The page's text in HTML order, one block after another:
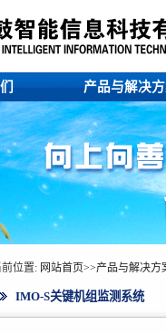
产品与解决
前位置: 网站首页>>产品与解决方
IMO-S关键机组监测系统